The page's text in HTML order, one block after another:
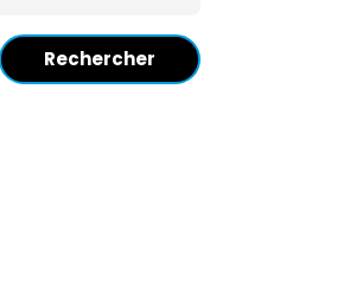
Rechercher